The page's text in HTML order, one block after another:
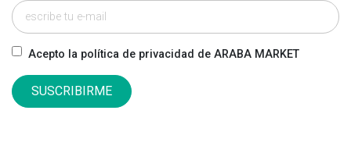
Acepto la política de privacidad de ARABA MARKET
SUSCRIBIRME